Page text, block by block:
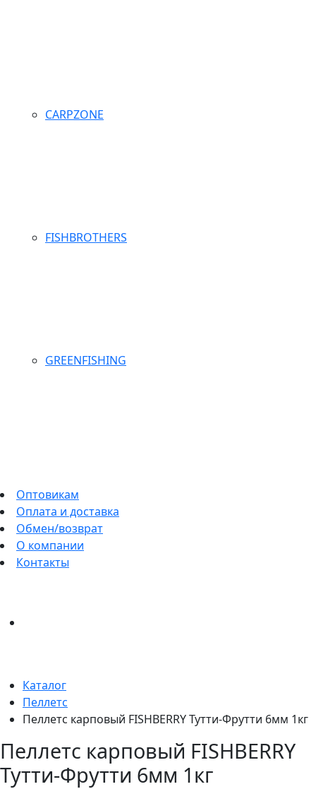
CARPZONE
FISHBROTHERS
GREENFISHING
Оптовикам
Оплата и доставка
Обмен/возврат
О компании
Контакты
Каталог
Пеллетс
Пеллетс карповый FISHBERRY Тутти-Фрутти 6мм 1кг
Пеллетс карповый FISHBERRY
Тутти-Фрутти 6мм 1кг